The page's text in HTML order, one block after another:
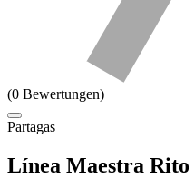
(0 Bewertungen)
Partagas
Línea Maestra Rito